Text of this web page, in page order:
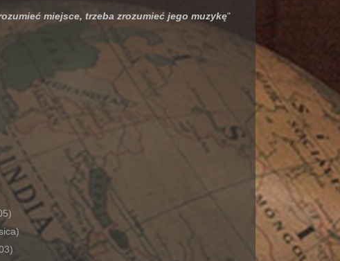
miejsce, trzeba zrozumieć jego muzykę"